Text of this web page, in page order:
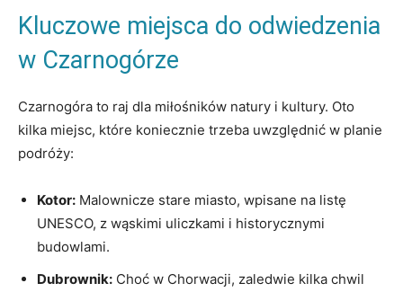
Kluczowe⁣ miejsca do odwiedzenia
w Czarnogórze
Czarnogóra to raj dla miłośników natury i kultury. ‌Oto
kilka miejsc, które koniecznie trzeba‌ uwzględnić w planie
podróży:
Kotor: Malownicze stare miasto, wpisane na ⁢listę
UNESCO, z wąskimi uliczkami i historycznymi
budowlami.
Dubrownik: Choć ‌w Chorwacji, zaledwie kilka chwil